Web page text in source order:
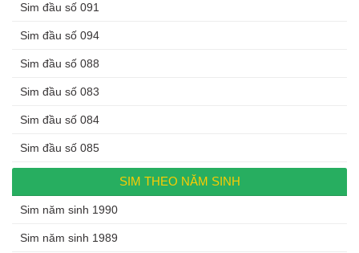
Sim đầu số 091
Sim đầu số 094
Sim đầu số 088
Sim đầu số 083
Sim đầu số 084
Sim đầu số 085
SIM THEO NĂM SINH
Sim năm sinh 1990
Sim năm sinh 1989